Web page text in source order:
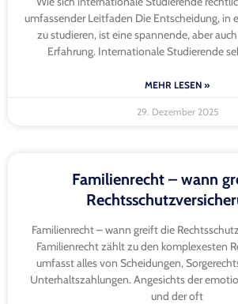
umfassender Leitfaden Die Entscheidung, in
zu studieren, ist eine spannende, aber
Erfahrung. Internationale Studierende
MEHR LESEN »
29. Dezember 2025
Familienrecht – wann
Familienrecht – wann greift die
Familienrecht zählt zu den komplexesten
umfasst alles von Scheidungen,
Unterhaltszahlungen. Angesichts der
und der oft